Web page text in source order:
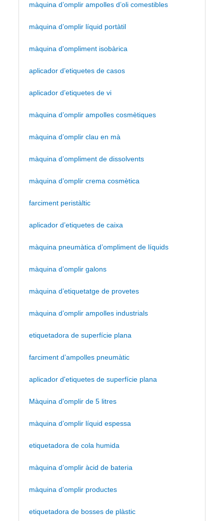
màquina d’omplir ampolles d’oli comestibles
màquina d’omplir líquid portàtil
màquina d'ompliment isobàrica
aplicador d’etiquetes de casos
aplicador d’etiquetes de vi
màquina d’omplir ampolles cosmètiques
màquina d’omplir clau en mà
màquina d’ompliment de dissolvents
màquina d’omplir crema cosmètica
farciment peristàltic
aplicador d’etiquetes de caixa
màquina pneumàtica d’ompliment de líquids
màquina d’omplir galons
màquina d’etiquetatge de provetes
màquina d’omplir ampolles industrials
etiquetadora de superfície plana
farciment d’ampolles pneumàtic
aplicador d'etiquetes de superfície plana
Màquina d'omplir de 5 litres
màquina d’omplir líquid espessa
etiquetadora de cola humida
màquina d’omplir àcid de bateria
màquina d’omplir productes
etiquetadora de bosses de plàstic